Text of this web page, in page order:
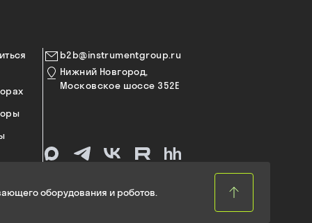
b2b@instrumentgroup.ru
Нижний Новгород,
Московское шоссе 352Е
оборудования и роботов.